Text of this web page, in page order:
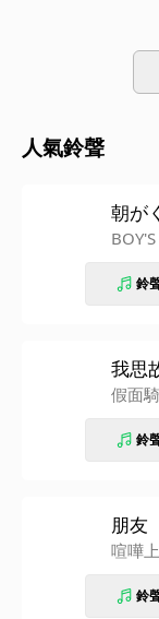
人氣鈴聲
朝が
鈴
我思
e)
假面
鈴
朋友
喧嘩
鈴